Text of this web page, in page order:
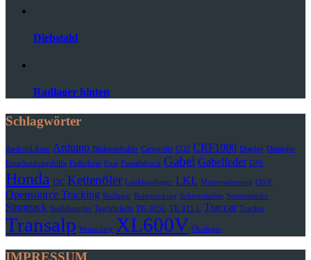
Diebstahl
Radlager hinten
Schlagwörter
Android Auto Arduino Binkerschalter Carpuride CO2 CRF1000 Display Dämpfer
Entscheidungshilfe Federbein Fuss Fussabdruck Gabel Gabelfeder GPS
Honda I2C Kettenöler Lenkkopflager LKL Motorradortung Oil-E
Opensource Tracking Radlager Reisetracking Scherenheber Seitenständer
Sinotrack Stoßdämpfer Tagfahrlicht TK-915L TK 915 L Traccar Tracker
Transalp Wonsidary XL600V Ökologie
IMPRESSUM